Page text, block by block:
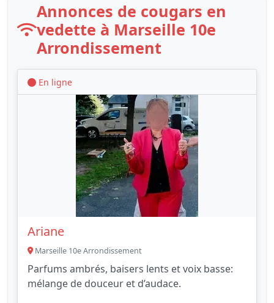
Annonces de cougars en
vedette à Marseille 10e
Arrondissement
En ligne
Ariane
Marseille 10e Arrondissement
Parfums ambrés, baisers lents et voix basse:
mélange de douceur et d’audace.